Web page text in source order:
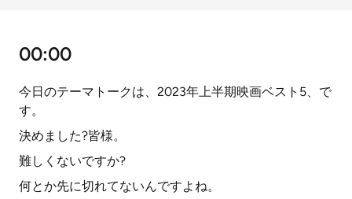
00:00
今日のテーマトークは、2023年上半期映画ベスト5、で
す。
決めました?皆様。
難しくないですか?
何とか先に切れてないんですよね。